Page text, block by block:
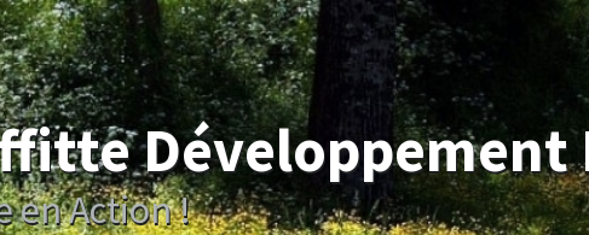
Développement
en Action !